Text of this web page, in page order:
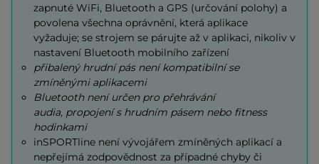
zapnuté WiFi, Bluetooth a GPS (určování polohy) a
povolena všechna oprávnění, která aplikace
vyžaduje; se strojem se párujte až v aplikaci, nikoliv v
nastavení Bluetooth mobilního zařízení
přibalený hrudní pás není kompatibilní se
zmíněnými aplikacemi
Bluetooth není určen pro přehrávání
audia, propojení s hrudním pásem nebo fitness
hodinkami
inSPORTline není vývojářem zmíněných aplikací a
nepřejímá zodpovědnost za případné chyby či